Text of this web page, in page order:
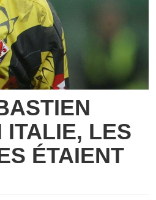
ITALIE, LES
ÉTAIENT